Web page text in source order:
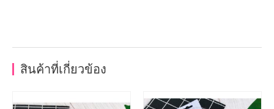
สินค้าที่เกี่ยวข้อง